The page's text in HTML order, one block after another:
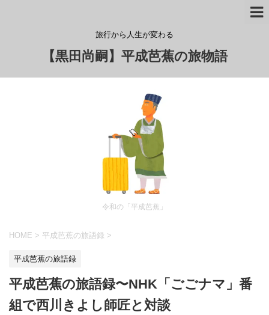
旅行から人生が変わる
【黒田尚嗣】平成芭蕉の旅物語
令和の「平成芭蕉」
HOME > 平成芭蕉の旅語録 >
平成芭蕉の旅語録
平成芭蕉の旅語録〜NHK「ごごナマ」番
組で西川きよし師匠と対談